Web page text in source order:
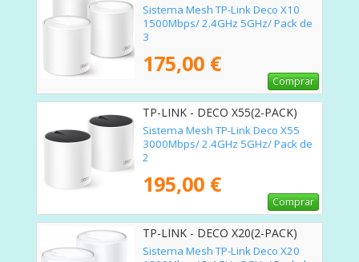
Sistema Mesh TP-Link Deco X10
1500Mbps/ 2.4GHz 5GHz/ Pack de
3
175,00 €
Comprar
TP-LINK - DECO X55(2-PACK)
Sistema Mesh TP-Link Deco X55
3000Mbps/ 2.4GHz 5GHz/ Pack de
2
195,00 €
Comprar
TP-LINK - DECO X20(2-PACK)
Sistema Mesh TP-Link Deco X20